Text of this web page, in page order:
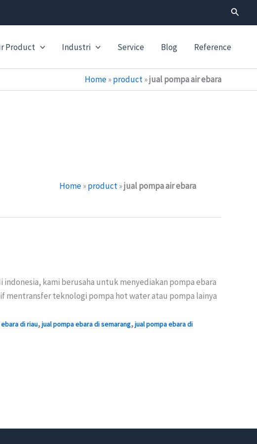
Search
Product Industri Service Blog Reference
Home»product»jual pompa air ebara
Home»product»jual pompa air ebara
kami berusaha untuk menyediakan pompa ebara
mentransfer teknologi pompa hot water atau pompa lainya
di riau,jual pompa ebara di semarang,jual pompa ebara di